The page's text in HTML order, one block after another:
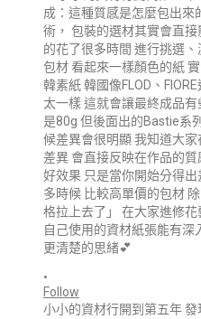
•
Follow
小小的資材行開到第五年